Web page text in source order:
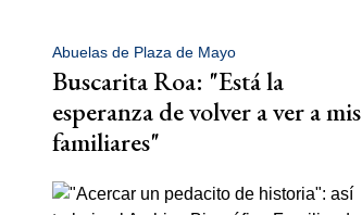
Abuelas de Plaza de Mayo
Buscarita Roa: "Está la
esperanza de volver a ver a mis
familiares"